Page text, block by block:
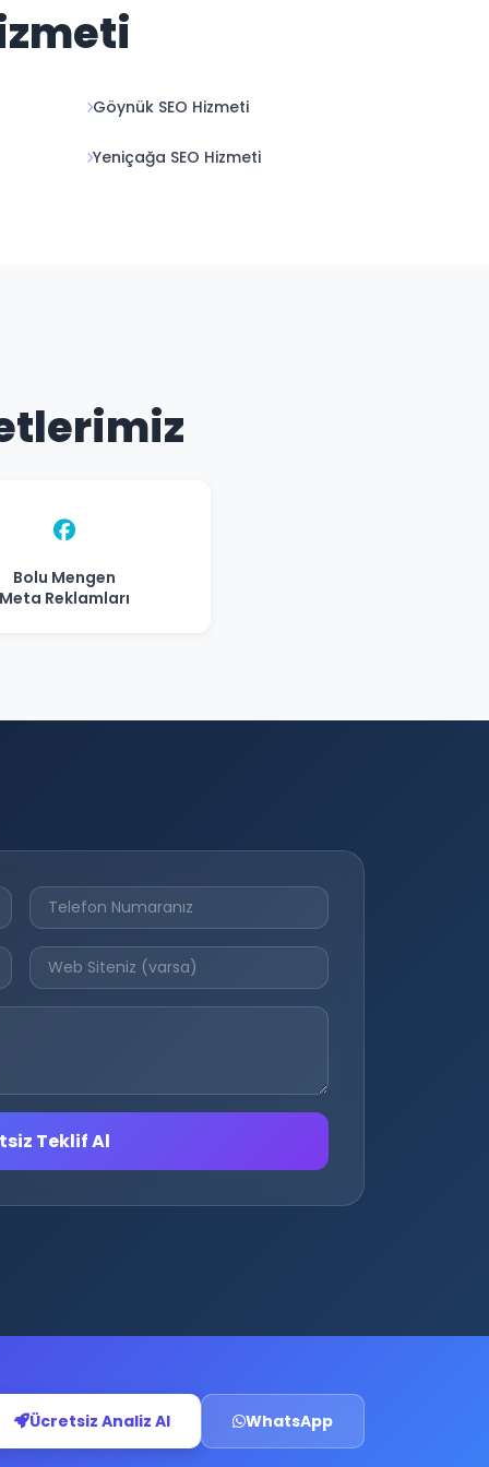
Göynük SEO Hizmeti
Yeniçağa SEO Hizmeti
Bolu Mengen
Meta Reklamları
Teklif Al
Ücretsiz Analiz Al WhatsApp